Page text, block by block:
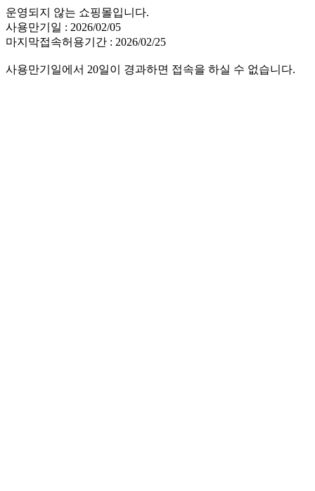
운영되지 않는 쇼핑몰입니다.
사용만기일 : 2026/02/05
마지막접속허용기간 : 2026/02/25
사용만기일에서 20일이 경과하면 접속을 하실 수 없습니다.